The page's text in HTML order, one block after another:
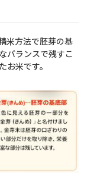
米方法で胚芽の基
バランスで残すこ
米です。